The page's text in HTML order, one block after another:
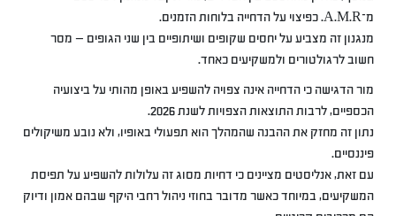
מ־A.M.R. כפיצוי על הדחייה בלוחות הזמנים.
מנגנון זה מצביע על יחסים שקופים ושיתופיים בין שני הגופים — מסר
חשוב לרגולטורים ולמשקיעים כאחד.
מור הדגישה כי הדחייה אינה צפויה להשפיע באופן מהותי על ביצועיה
הכספיים, לרבות התוצאות הצפויות לשנת 2026.
נתון זה מחזק את ההבנה שהמהלך הוא תפעולי באופיו, ולא נובע משיקולים
פיננסיים.
עם זאת, אנליסטים מציינים כי דחיות מסוג זה עלולות להשפיע על תפיסת
המשקיעים, במיוחד כאשר מדובר בחוזי ניהול רחבי היקף שבהם אמון ודיוק